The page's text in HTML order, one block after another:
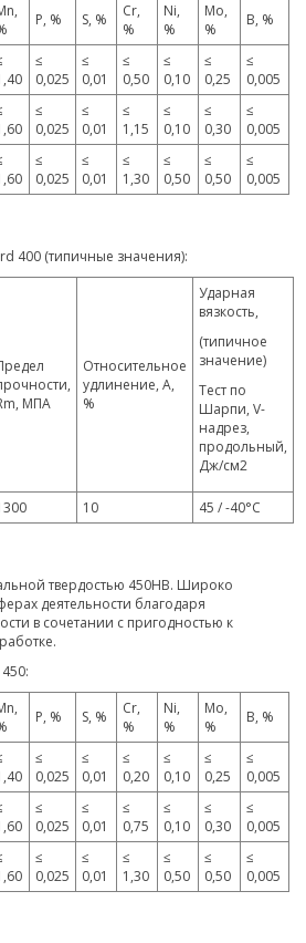
P, % S, %
Cr,
%
Ni,
%
Mo,
%
B, %
≤
0,025
≤
0,01
≤
0,50
≤
0,10
≤
0,25
≤
0,005
≤
0,025
≤
0,01
≤
1,15
≤
0,10
≤
0,30
≤
0,005
≤
0,025
≤
0,01
≤
1,30
≤
0,50
≤
0,50
≤
0,005
400 (типичные значения):
МПА
Относительное
удлинение, A,
%
Ударная
вязкость,
(типичное
значение)
Тест по
Шарпи, V-
надрез,
продольный,
Дж/см2
10 45 / -40°C
твердостью 450HB. Широко
деятельности благодаря
в сочетании с пригодностью к
P, % S, %
Cr,
%
Ni,
%
Mo,
%
B, %
≤
0,025
≤
0,01
≤
0,20
≤
0,10
≤
0,25
≤
0,005
≤
0,025
≤
0,01
≤
0,75
≤
0,10
≤
0,30
≤
0,005
≤
0,025
≤
0,01
≤
1,30
≤
0,50
≤
0,50
≤
0,005